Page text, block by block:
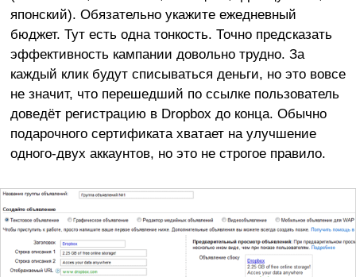
японский). Обязательно укажите ежедневный
бюджет. Тут есть одна тонкость. Точно предсказать
эффективность кампании довольно трудно. За
каждый клик будут списываться деньги, но это вовсе
не значит, что перешедший по ссылке пользователь
доведёт регистрацию в Dropbox до конца. Обычно
подарочного сертификата хватает на улучшение
одного-двух аккаунтов, но это не строгое правило.